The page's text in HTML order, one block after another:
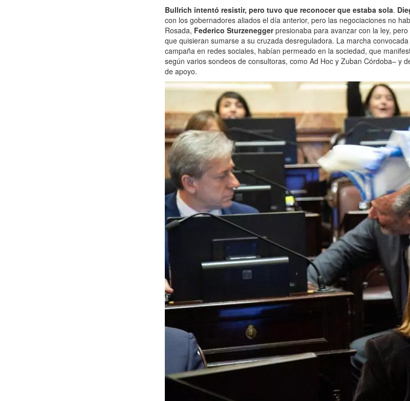
Bullrich intentó resistir, pero tuvo que reconocer que estaba sola.
con los gobernadores aliados el día anterior, pero las negociaciones no
Rosada, Federico Sturzeneggerpresionaba para avanzar con la ley,
que quisieran sumarse a su cruzada desreguladora. La marcha
campaña en redes sociales, habían permeado en la sociedad, que
según varios sondeos de consultoras, como Ad Hoc y Zuban Córdoba– y
de apoyo.